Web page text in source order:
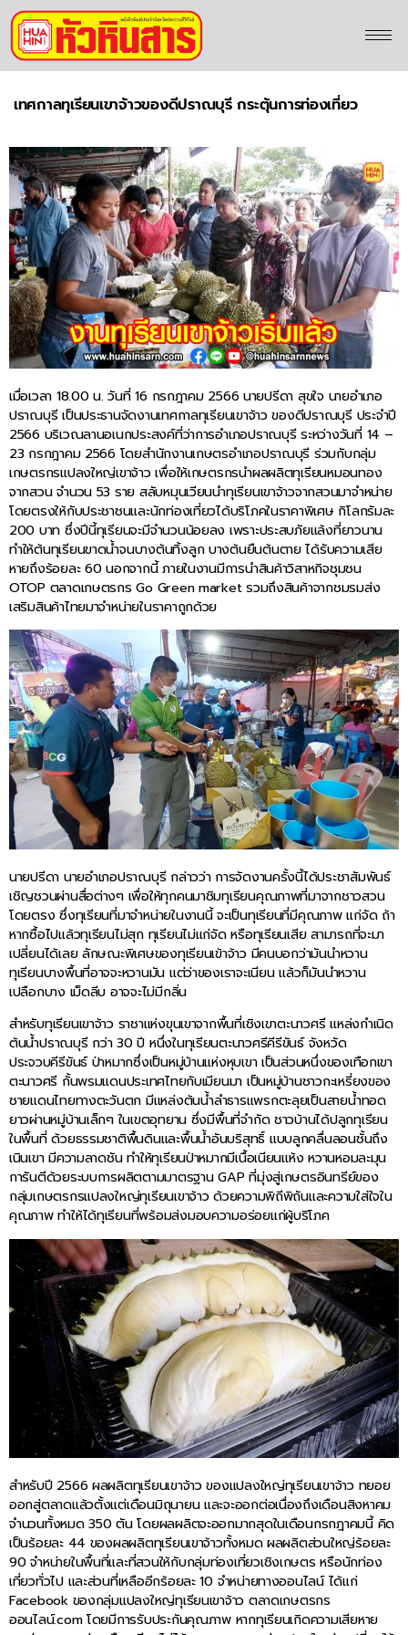
เทศกาลทุเรียนเขาจ้าวของดีปราณบุรี กระตุ้นการท่องเที่ยว
เมื่อเวลา 18.00 น. วันที่ 16 กรกฎาคม 2566 นายปรีดา สุขใจ นายอำเภอ
ปราณบุรี เป็นประธานจัดงานเทศกาลทุเรียนเขาจ้าว ของดีปราณบุรี ประจำปี
2566 บริเวณลานอเนกประสงค์ที่ว่าการอำเภอปราณบุรี ระหว่างวันที่ 14 –
23 กรกฎาคม 2566 โดยสำนักงานเกษตรอำเภอปราณบุรี ร่วมกับกลุ่ม
เกษตรกรแปลงใหญ่เขาจ้าว เพื่อให้เกษตรกรนำผลผลิตทุเรียนหมอนทอง
จากสวน จำนวน 53 ราย สลับหมุนเวียนนำทุเรียนเขาจ้าวจากสวนมาจำหน่าย
โดยตรงให้กับประชาชนและนักท่องเที่ยวได้บริโภคในราคาพิเศษ กิโลกรัมละ
200 บาท ซึ่งปีนี้ทุเรียนจะมีจำนวนน้อยลง เพราะประสบภัยแล้งที่ยาวนาน
ทำให้ต้นทุเรียนขาดน้ำจนบางต้นทิ้งลูก บางต้นยืนต้นตาย ได้รับความเสีย
หายถึงร้อยละ 60 นอกจากนี้ ภายในงานมีการนำสินค้าวิสาหกิจชุมชน
OTOP ตลาดเกษตรกร Go Green market รวมถึงสินค้าจากชมรมส่ง
เสริมสินค้าไทยมาจำหน่ายในราคาถูกด้วย
นายปรีดา นายอำเภอปราณบุรี กล่าวว่า การจัดงานครั้งนี้ได้ประชาสัมพันธ์
เชิญชวนผ่านสื่อต่างๆ เพื่อให้ทุกคนมาชิมทุเรียนคุณภาพที่มาจากชาวสวน
โดยตรง ซึ่งทุเรียนที่มาจำหน่ายในงานนี้ จะเป็นทุเรียนที่มีคุณภาพ แก่จัด ถ้า
หากซื้อไปแล้วทุเรียนไม่สุก ทุเรียนไม่แก่จัด หรือทุเรียนเสีย สามารถที่จะมา
เปลี่ยนได้เลย ลักษณะพิเศษของทุเรียนเข้าจ้าว มีคนบอกว่ามันนำหวาน
ทุเรียนบางพื้นที่อาจจะหวานมัน แต่ว่าของเราจะเนียน แล้วก็มันนำหวาน
เปลือกบาง เม็ดลีบ อาจจะไม่มีกลิ่น
สำหรับทุเรียนเขาจ้าว ราชาแห่งขุนเขาจากพื้นที่เชิงเขาตะนาวศรี แหล่งกำเนิด
ต้นน้ำปราณบุรี กว่า 30 ปี หนึ่งในทุเรียนตะนาวศรีคีรีขันธ์ จังหวัด
ประจวบคีรีขันธ์ ป่าหมากซึ่งเป็นหมู่บ้านแห่งหุบเขา เป็นส่วนหนึ่งของเทือกเขา
ตะนาวศรี กั้นพรมแดนประเทศไทยกับเมียนมา เป็นหมู่บ้านชาวกะเหรี่ยงของ
ชายแดนไทยทางตะวันตก มีแหล่งต้นน้ำลำธารแพรกตะลุยเป็นสายน้ำทอด
ยาวผ่านหมู่บ้านเล็กๆ ในเขตอุทยาน ซึ่งมีพื้นที่จำกัด ชาวบ้านได้ปลูกทุเรียน
ในพื้นที่ ด้วยธรรมชาติพื้นดินและพื้นน้ำอันบริสุทธิ์ แบบลูกคลื่นลอนชั้นถึง
เนินเขา มีความลาดชัน ทำให้ทุเรียนป่าหมากมีเนื้อเนียนแห้ง หวานหอมละมุน
การันตีด้วยระบบการผลิตตามมาตรฐาน GAP ที่มุ่งสู่เกษตรอินทรีย์ของ
กลุ่มเกษตรกรแปลงใหญ่ทุเรียนเขาจ้าว ด้วยความพิถีพิถันและความใส่ใจใน
คุณภาพ ทำให้ได้ทุเรียนที่พร้อมส่งมอบความอร่อยแก่ผู้บริโภค
สำหรับปี 2566 ผลผลิตทุเรียนเขาจ้าว ของแปลงใหญ่ทุเรียนเขาจ้าว ทยอย
ออกสู่ตลาดแล้วตั้งแต่เดือนมิถุนายน และจะออกต่อเนื่องถึงเดือนสิงหาคม
จำนวนทั้งหมด 350 ตัน โดยผลผลิตจะออกมากสุดในเดือนกรกฎาคมนี้ คิด
เป็นร้อยละ 44 ของผลผลิตทุเรียนเขาจ้าวทั้งหมด ผลผลิตส่วนใหญ่ร้อยละ
90 จำหน่ายในพื้นที่และที่สวนให้กับกลุ่มท่องเที่ยวเชิงเกษตร หรือนักท่อง
เที่ยวทั่วไป และส่วนที่เหลืออีกร้อยละ 10 จำหน่ายทางออนไลน์ ได้แก่
Facebook ของกลุ่มแปลงใหญ่ทุเรียนเขาจ้าว ตลาดเกษตรกร
ออนไลน์.com โดยมีการรับประกันคุณภาพ หากทุเรียนเกิดความเสียหาย